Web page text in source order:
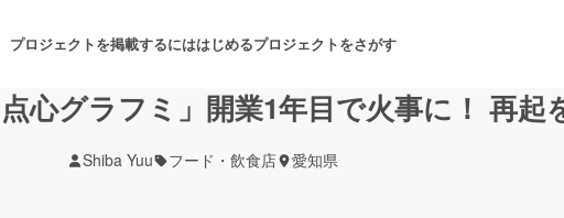
プロジェクトを掲載するにははじめるプロジェクトをさがす
心グラフミ」開業1年目で火事に！ 再起
Shiba Yuu フード・飲食店 愛知県